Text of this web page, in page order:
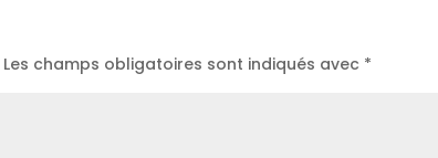
Les champs obligatoires sont indiqués avec *